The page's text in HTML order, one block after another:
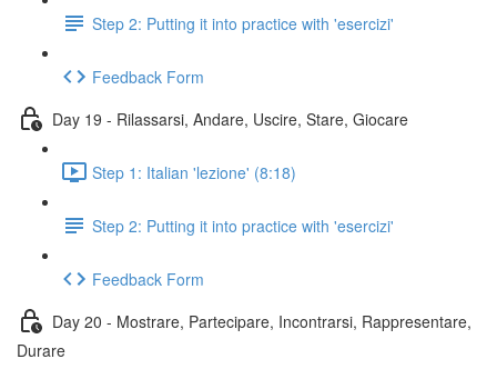
Step 2: Putting it into practice with 'esercizi'
Feedback Form
Day 19 - Rilassarsi, Andare, Uscire, Stare, Giocare
Step 1: Italian 'lezione' (8:18)
Step 2: Putting it into practice with 'esercizi'
Feedback Form
Day 20 - Mostrare, Partecipare, Incontrarsi, Rappresentare,
Durare